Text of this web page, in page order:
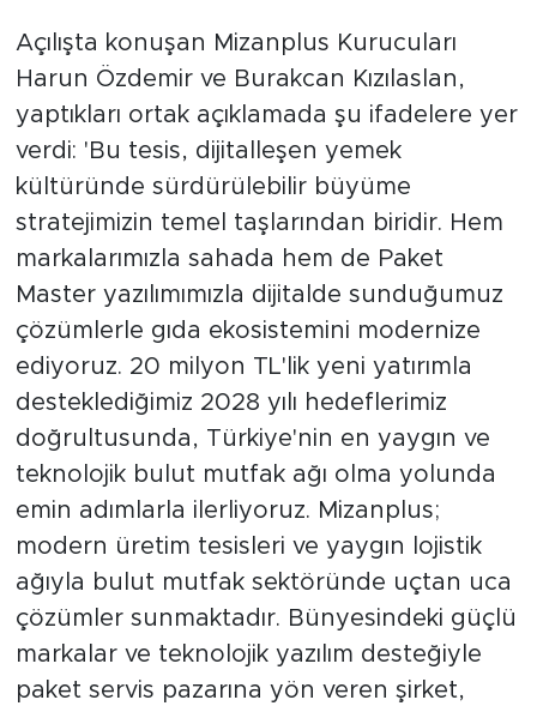
Açılışta konuşan Mizanplus Kurucuları
Harun Özdemir ve Burakcan Kızılaslan,
yaptıkları ortak açıklamada şu ifadelere yer
verdi: 'Bu tesis, dijitalleşen yemek
kültüründe sürdürülebilir büyüme
stratejimizin temel taşlarından biridir. Hem
markalarımızla sahada hem de Paket
Master yazılımımızla dijitalde sunduğumuz
çözümlerle gıda ekosistemini modernize
ediyoruz. 20 milyon TL'lik yeni yatırımla
desteklediğimiz 2028 yılı hedeflerimiz
doğrultusunda, Türkiye'nin en yaygın ve
teknolojik bulut mutfak ağı olma yolunda
emin adımlarla ilerliyoruz. Mizanplus;
modern üretim tesisleri ve yaygın lojistik
ağıyla bulut mutfak sektöründe uçtan uca
çözümler sunmaktadır. Bünyesindeki güçlü
markalar ve teknolojik yazılım desteğiyle
paket servis pazarına yön veren şirket,